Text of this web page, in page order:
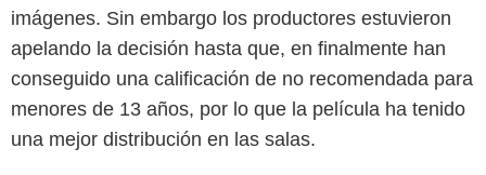
imágenes. Sin embargo los productores estuvieron
apelando la decisión hasta que, en finalmente han
conseguido una calificación de no recomendada para
menores de 13 años, por lo que la película ha tenido
una mejor distribución en las salas.